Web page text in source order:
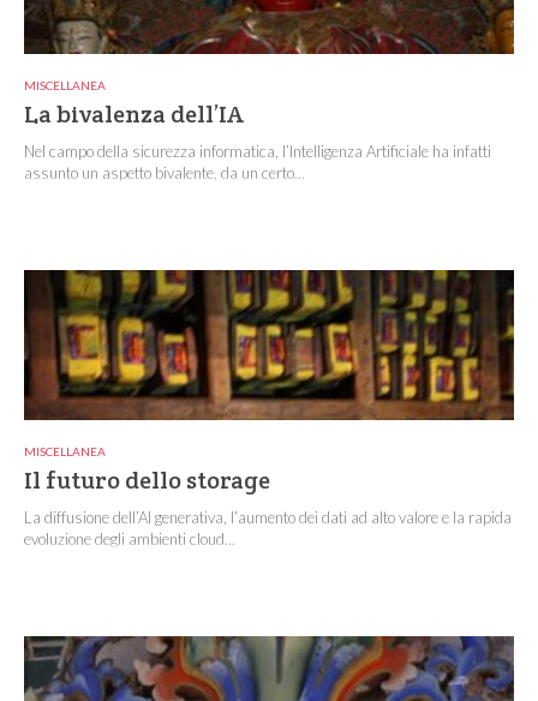
MISCELLANEA
La bivalenza dell’IA
Nel campo della sicurezza informatica, l’Intelligenza Artificiale ha infatti
assunto un aspetto bivalente, da un certo...
MISCELLANEA
Il futuro dello storage
La diffusione dell’AI generativa, l’aumento dei dati ad alto valore e la rapida
evoluzione degli ambienti cloud...